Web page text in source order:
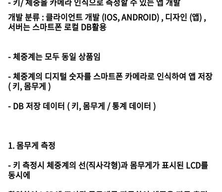
개발 분류 : 클라이언트 개발 (IOS, ANDROID) , 디자인 (앱) ,
서버는 스마트폰 로컬 DB활용
- 체중계는 모두 동일 상품임
- 체중계의 디지털 숫자를 스마트폰 카메라로 인식하여 앱 저장
( 키, 몸무게 )
- DB 저장 데이터 ( 키, 몸무게 / 통계 데이터 )
1. 몸무게 측정
- 키 측정시 체중계의 선(직사각형)과 몸무게가 표시된 LCD를
동시에